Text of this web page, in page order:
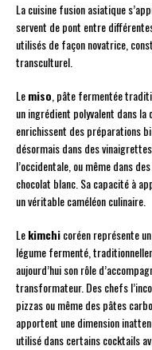
La cuisine fusion asiatique
servent de pont entre
utilisés de façon novatrice,
transculturel.
Lemiso, pâte fermentée
un ingrédient polyvalent dans
enrichissent des préparations
désormais dans des
l’occidentale, ou même dans
chocolat blanc. Sa capacité à
un véritable caméléon culinaire.
Lekimchicoréen représente
légume fermenté,
aujourd’hui son rôle
transformateur. Des chefs
pizzas ou même des pâtes
apportent une dimension
utilisé dans certains cocktails